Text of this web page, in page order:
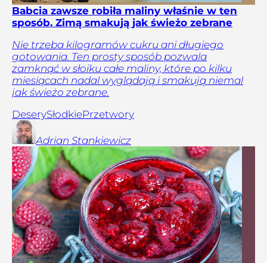
Babcia zawsze robiła maliny właśnie w ten
sposób. Zimą smakują jak świeżo zebrane
Nie trzeba kilogramów cukru ani długiego
gotowania. Ten prosty sposób pozwala
zamknąć w słoiku całe maliny, które po kilku
miesiącach nadal wyglądają i smakują niemal
jak świeżo zebrane.
DeserySłodkiePrzetwory
Adrian Stankiewicz